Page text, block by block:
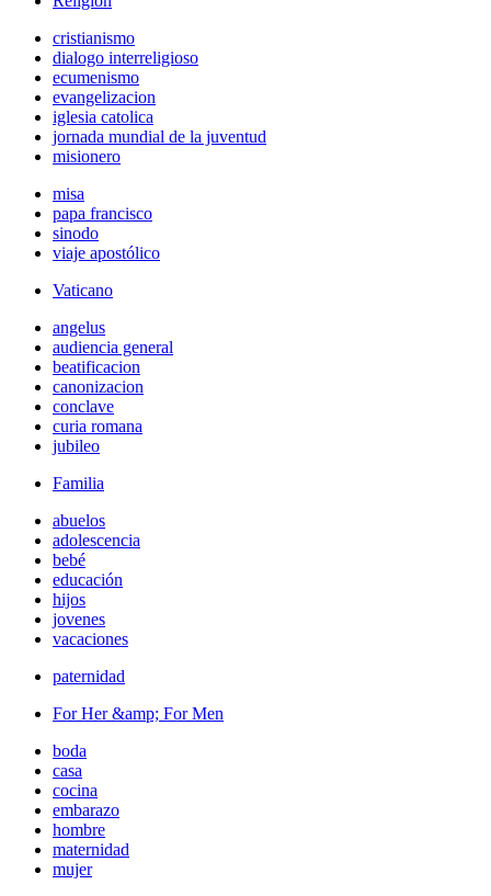
cristianismo
dialogo interreligioso
ecumenismo
evangelizacion
iglesia catolica
jornada mundial de la juventud
misionero
misa
papa francisco
sinodo
viaje apostólico
Vaticano
angelus
audiencia general
beatificacion
canonizacion
conclave
curia romana
jubileo
Familia
abuelos
adolescencia
bebé
educación
hijos
jovenes
vacaciones
paternidad
For Her &amp; For Men
boda
casa
cocina
embarazo
hombre
maternidad
mujer